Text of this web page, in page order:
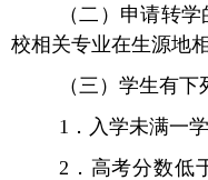
（二）申请转
校相关专业在生源地
（三）学生有
1．入学未满一
2．高考分数低